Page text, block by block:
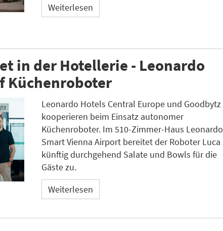
Weiterlesen
in der Hotellerie - Leonardo
Küchenroboter
Leonardo Hotels Central Europe und Goodbytz
kooperieren beim Einsatz autonomer
Küchenroboter. Im 510-Zimmer-Haus Leonardo
Smart Vienna Airport bereitet der Roboter Luca
künftig durchgehend Salate und Bowls für die
Gäste zu.
Weiterlesen